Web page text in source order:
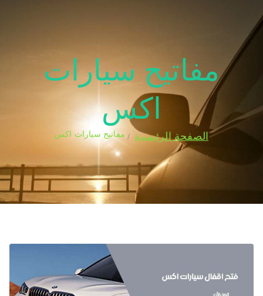
مفاتيح سيارات
اكس
الصفحة الرئيسية مفاتيح سيارات اكس